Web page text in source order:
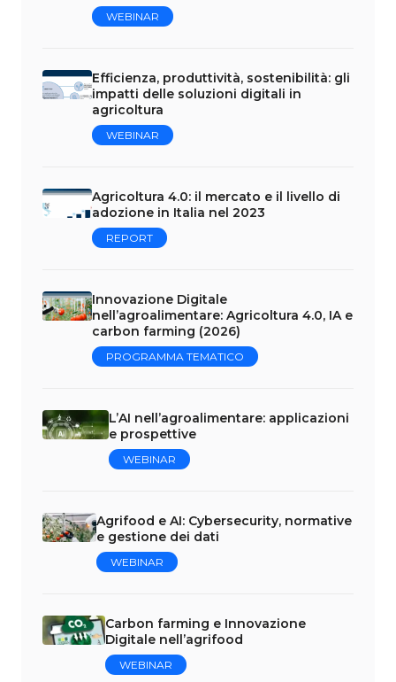
WEBINAR
Efficienza, produttività, sostenibilità: gli
impatti delle soluzioni digitali in
agricoltura
WEBINAR
Agricoltura 4.0: il mercato e il livello di
adozione in Italia nel 2023
REPORT
Innovazione Digitale
nell’agroalimentare: Agricoltura 4.0, IA e
carbon farming (2026)
PROGRAMMA TEMATICO
L’AI nell’agroalimentare: applicazioni
e prospettive
WEBINAR
Agrifood e AI: Cybersecurity, normative
e gestione dei dati
WEBINAR
Carbon farming e Innovazione
Digitale nell’agrifood
WEBINAR